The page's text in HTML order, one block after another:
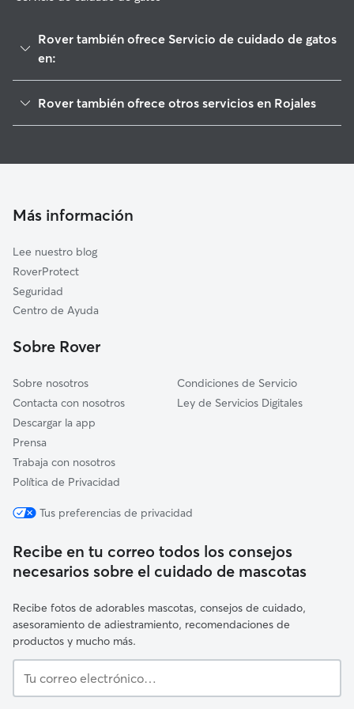
Rover también ofrece Servicio de cuidado de gatos
en:
Algorfa
Almoradí
Dolores
Torrevieja
Benejúzar
Jacarilla
Rover también ofrece otros servicios en Rojales
Cuidado de mascota en Rojales
Más información
Lee nuestro blog
RoverProtect
Seguridad
Centro de Ayuda
Sobre Rover
Sobre nosotros
Contacta con nosotros
Descargar la app
Prensa
Trabaja con nosotros
Política de Privacidad
Condiciones de Servicio
Ley de Servicios Digitales
Tus preferencias de privacidad
Recibe en tu correo todos los consejos
necesarios sobre el cuidado de mascotas
Recibe fotos de adorables mascotas, consejos de cuidado,
asesoramiento de adiestramiento, recomendaciones de
productos y mucho más.
correo